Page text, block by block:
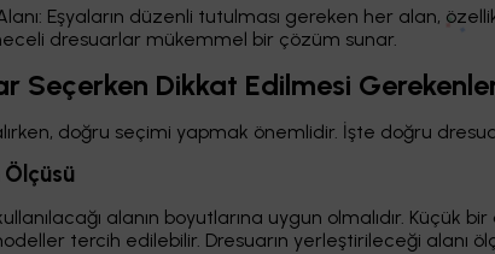
Eşyaların düzenli tutulması gereken her alan,
dresuarlar mükemmel bir çözüm sunar.
Seçerken Dikkat Edilmesi
doğru seçimi yapmak önemlidir. İşte doğru
Ölçüsü
alanın boyutlarına uygun olmalıdır.
tercih edilebilir. Dresuarın yerleştirileceği alanı